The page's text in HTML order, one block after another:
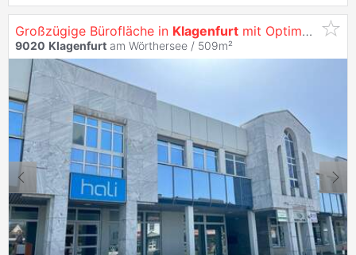
Großzügige Bürofläche in Klagenfurt mit Optimaler Werbewirksamkeit -
9020 Klagenfurt am Wörthersee / 509m²